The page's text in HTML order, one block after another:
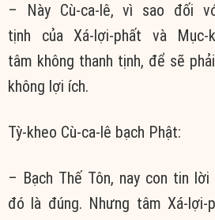
– Này Cù-ca-lê, vì sao đối
tịnh của Xá-lợi-phất và Mục-
tâm không thanh tịnh, để sẽ
không lợi ích.
Tỳ-kheo Cù-ca-lê bạch Phật:
– Bạch Thế Tôn, nay con tin lời
đó là đúng. Nhưng tâm Xá-lợi-